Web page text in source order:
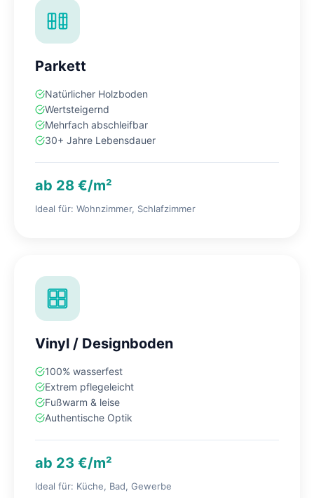
Parkett
Natürlicher Holzboden
Wertsteigernd
Mehrfach abschleifbar
30+ Jahre Lebensdauer
ab 28 €/m²
Ideal für: Wohnzimmer, Schlafzimmer
Vinyl / Designboden
100% wasserfest
Extrem pflegeleicht
Fußwarm & leise
Authentische Optik
ab 23 €/m²
Ideal für: Küche, Bad, Gewerbe